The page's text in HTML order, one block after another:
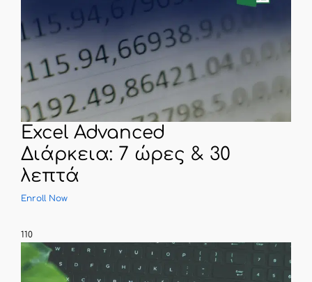
Excel Advanced
Διάρκεια: 7 ώρες & 30
λεπτά
Enroll Now
110